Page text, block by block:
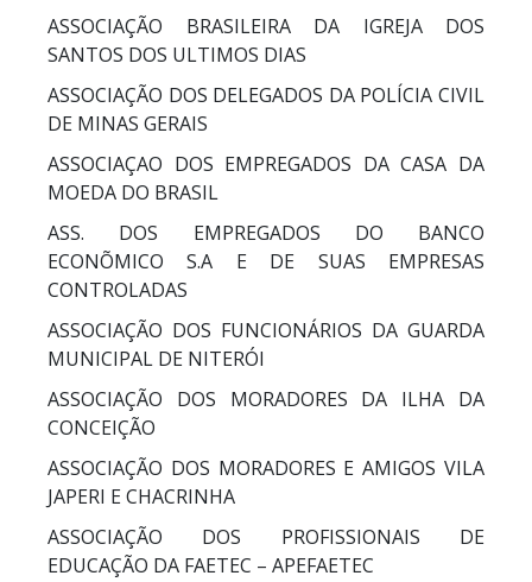
ASSOCIAÇÃO BRASILEIRA DA IGREJA DOS
SANTOS DOS ULTIMOS DIAS
ASSOCIAÇÃO DOS DELEGADOS DA POLÍCIA CIVIL
DE MINAS GERAIS
ASSOCIAÇAO DOS EMPREGADOS DA CASA DA
MOEDA DO BRASIL
ASS. DOS EMPREGADOS DO BANCO
ECONÕMICO S.A E DE SUAS EMPRESAS
CONTROLADAS
ASSOCIAÇÃO DOS FUNCIONÁRIOS DA GUARDA
MUNICIPAL DE NITERÓI
ASSOCIAÇÃO DOS MORADORES DA ILHA DA
CONCEIÇÃO
ASSOCIAÇÃO DOS MORADORES E AMIGOS VILA
JAPERI E CHACRINHA
ASSOCIAÇÃO DOS PROFISSIONAIS DE
EDUCAÇÃO DA FAETEC – APEFAETEC